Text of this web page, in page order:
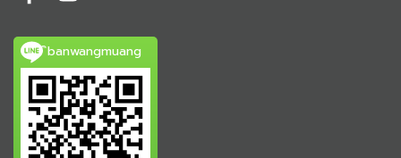
ิbanwangmuang